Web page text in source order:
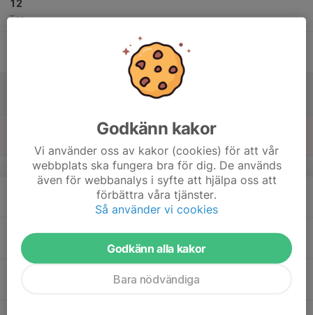
12
Tor
v.12
Tis
Godkänn kakor
Vi använder oss av kakor (cookies) för att vår
webbplats ska fungera bra för dig. De används
även för webbanalys i syfte att hjälpa oss att
förbättra våra tjänster.
Så använder vi cookies
Godkänn alla kakor
Bara nödvändiga